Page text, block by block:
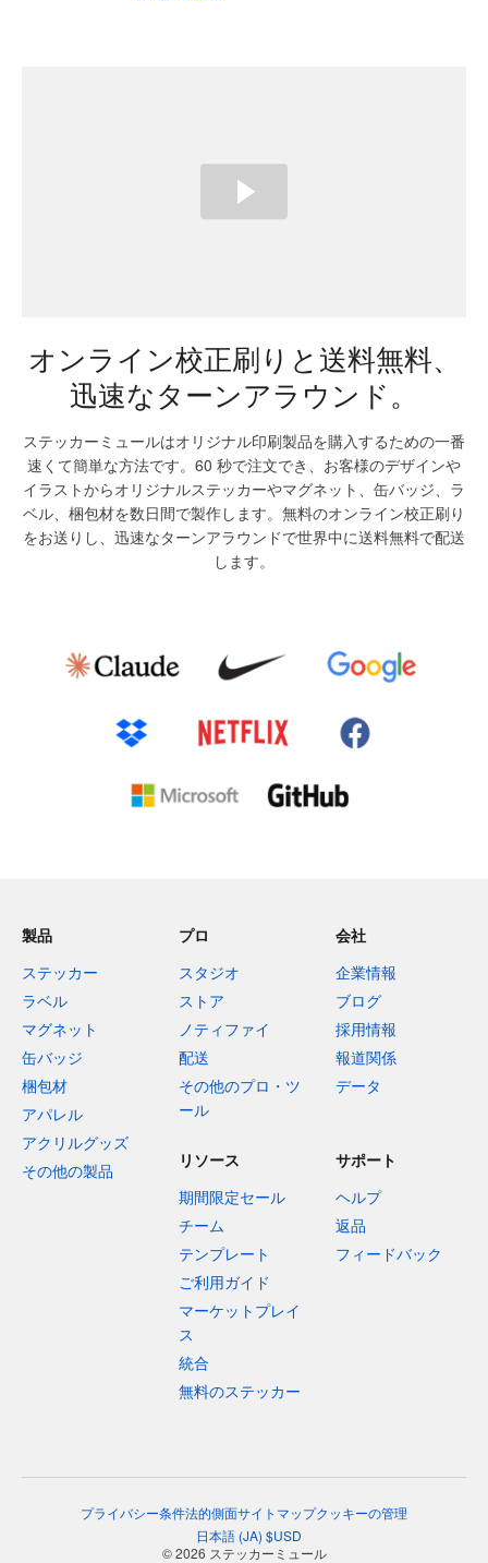
オンライン校正刷りと送料無料、
迅速なターンアラウンド。
ステッカーミュールはオリジナル印刷製品を購入するための一番
速くて簡単な方法です。60 秒で注文でき、お客様のデザインや
イラストからオリジナルステッカーやマグネット、缶バッジ、ラ
ベル、梱包材を数日間で製作します。無料のオンライン校正刷り
をお送りし、迅速なターンアラウンドで世界中に送料無料で配送
します。
製品
ステッカー
ラベル
マグネット
缶バッジ
梱包材
アパレル
アクリルグッズ
その他の製品
プロ
スタジオ
ストア
ノティファイ
配送
その他のプロ・ツ
ール
会社
企業情報
ブログ
採用情報
報道関係
データ
リソース
期間限定セール
チーム
テンプレート
ご利用ガイド
マーケットプレイ
ス
統合
無料のステッカー
サポート
ヘルプ
返品
フィードバック
プライバシー条件法的側面サイトマップクッキーの管理
日本語(JA) $USD
© 2026 ステッカーミュール